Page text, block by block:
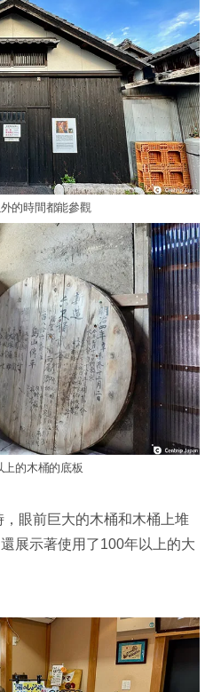
的時間都能參觀
上的木桶的底板
眼前巨大的木桶和木桶上堆
展示著使用了100年以上的大